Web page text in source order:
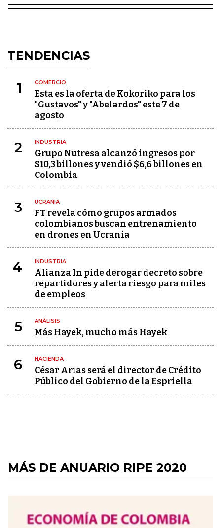
TENDENCIAS
1 COMERCIO
Esta es la oferta de Kokoriko para los
"Gustavos" y "Abelardos" este 7 de
agosto
2 INDUSTRIA
Grupo Nutresa alcanzó ingresos por
$10,3 billones y vendió $6,6 billones en
Colombia
3 UCRANIA
FT revela cómo grupos armados
colombianos buscan entrenamiento
en drones en Ucrania
4 INDUSTRIA
Alianza In pide derogar decreto sobre
repartidores y alerta riesgo para miles
de empleos
5 ANÁLISIS
Más Hayek, mucho más Hayek
6 HACIENDA
César Arias será el director de Crédito
Público del Gobierno de la Espriella
MÁS DE ANUARIO RIPE 2020